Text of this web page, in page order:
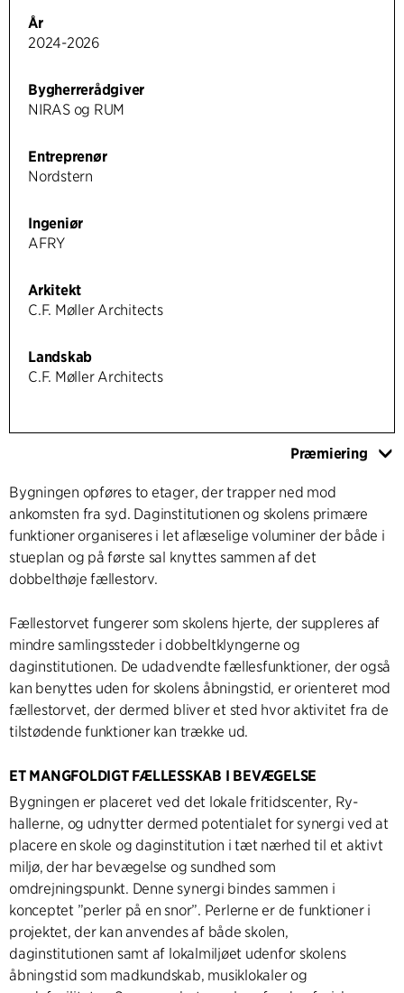
År
2024-2026
Bygherrerådgiver
NIRAS og RUM
Entreprenør
Nordstern
Ingeniør
AFRY
Arkitekt
C.F. Møller Architects
Landskab
C.F. Møller Architects
Præmiering
Bygningen opføres to etager, der trapper ned mod
ankomsten fra syd. Daginstitutionen og skolens primære
funktioner organiseres i let aflæselige voluminer der både i
stueplan og på første sal knyttes sammen af det
dobbelthøje fællestorv.
Fællestorvet fungerer som skolens hjerte, der suppleres af
mindre samlingssteder i dobbeltklyngerne og
daginstitutionen. De udadvendte fællesfunktioner, der også
kan benyttes uden for skolens åbningstid, er orienteret mod
fællestorvet, der dermed bliver et sted hvor aktivitet fra de
tilstødende funktioner kan trække ud.
ET MANGFOLDIGT FÆLLESSKAB I BEVÆGELSE
Bygningen er placeret ved det lokale fritidscenter, Ry-
hallerne, og udnytter dermed potentialet for synergi ved at
placere en skole og daginstitution i tæt nærhed til et aktivt
miljø, der har bevægelse og sundhed som
omdrejningspunkt. Denne synergi bindes sammen i
konceptet ”perler på en snor”. Perlerne er de funktioner i
projektet, der kan anvendes af både skolen,
daginstitutionen samt af lokalmiljøet udenfor skolens
åbningstid som madkundskab, musiklokaler og